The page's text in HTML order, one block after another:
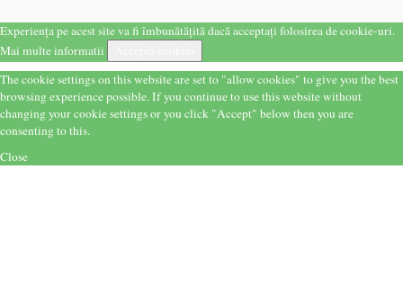
Experiența pe acest site va fi îmbunătățită dacă acceptați folosirea de cookie-uri.
Mai multe informatii
The cookie settings on this website are set to "allow cookies" to give you the best
browsing experience possible. If you continue to use this website without
changing your cookie settings or you click "Accept" below then you are
consenting to this.
Close